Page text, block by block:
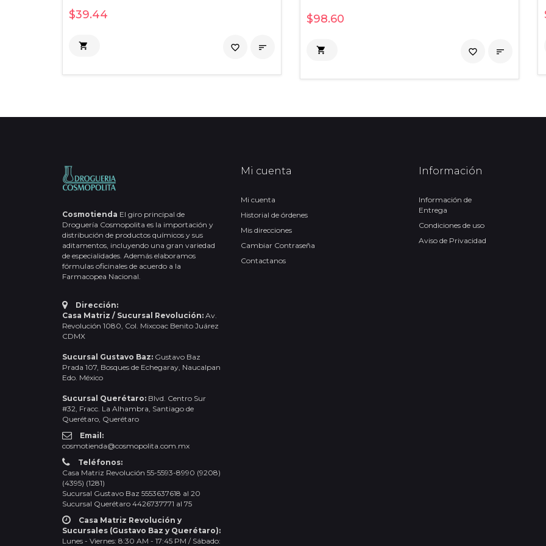
$39.44
 
favorite_border
$98.60
 
favorite_border
Cosmotienda El giro principal de
Droguería Cosmopolita es la importación y
distribución de productos químicos y sus
aditamentos, incluyendo una gran variedad
de especialidades. Además elaboramos
fórmulas oficinales de acuerdo a la
Farmacopea Nacional.
Dirección:
Casa Matriz / Sucursal Revolución: Av.
Revolución 1080, Col. Mixcoac Benito Juárez
CDMX
Sucursal Gustavo Baz: Gustavo Baz
Prada 107, Bosques de Echegaray, Naucalpan
Edo. México
Sucursal Querétaro: Blvd. Centro Sur
#32, Fracc. La Alhambra, Santiago de
Querétaro, Querétaro
Email:
cosmotienda@cosmopolita.com.mx
Teléfonos:
Casa Matriz Revolución 55-5593-8990 (9208)
(4395) (1281)
Sucursal Gustavo Baz 5553637618 al 20
Sucursal Querétaro 4426737771 al 75
Casa Matriz Revolución y
Sucursales (Gustavo Baz y Querétaro):
Lunes - Viernes: 8:30 AM - 17:45 PM / Sábado:
Mi cuenta
Mi cuenta
Historial de órdenes
Mis direcciones
Cambiar Contraseña
Contactanos
Información
Información de
Entrega
Condiciones de uso
Aviso de Privacidad